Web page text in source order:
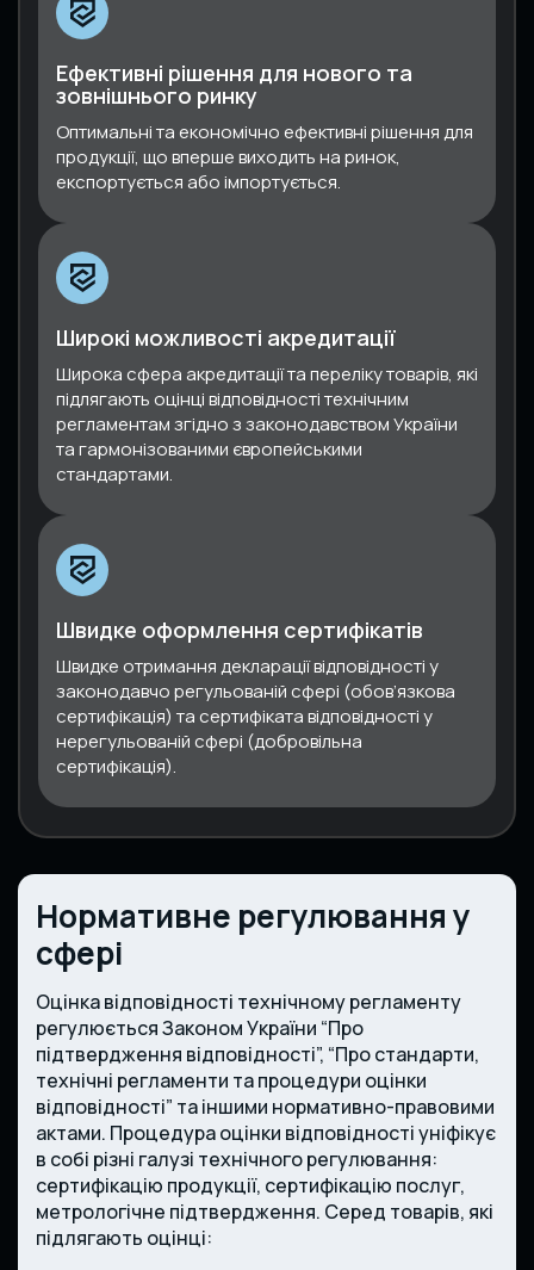
Ефективні рішення для нового та
зовнішнього ринку
Оптимальні та економічно ефективні рішення для
продукції, що вперше виходить на ринок,
експортується або імпортується.
Широкі можливості акредитації
Широка сфера акредитації та переліку товарів, які
підлягають оцінці відповідності технічним
регламентам згідно з законодавством України
та гармонізованими європейськими
стандартами.
Швидке оформлення сертифікатів
Швидке отримання декларації відповідності у
законодавчо регульованій сфері (обов’язкова
сертифікація) та сертифіката відповідності у
нерегульованій сфері (добровільна
сертифікація).
Нормативне регулювання у
сфері
Оцінка відповідності технічному регламенту
регулюється Законом України “Про
підтвердження відповідності”, “Про стандарти,
технічні регламенти та процедури оцінки
відповідності” та іншими нормативно-правовими
актами. Процедура оцінки відповідності уніфікує
в собі різні галузі технічного регулювання:
сертифікацію продукції, сертифікацію послуг,
метрологічне підтвердження. Серед товарів, які
підлягають оцінці: